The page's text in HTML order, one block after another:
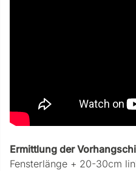
Ermittlung der
Fensterlänge + 20-30cm